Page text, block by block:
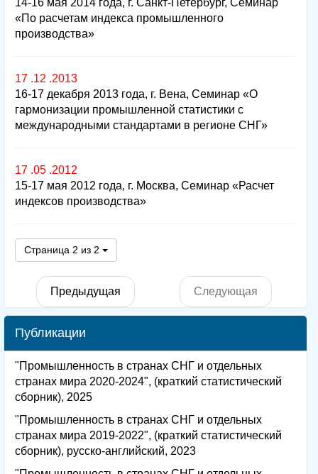
«По расчетам индекса промышленного
производства»
17 .12 .2013
16-17 декабря 2013 года, г. Вена, Семинар «О
гармонизации промышленной статистики с
международными стандартами в регионе СНГ»
17 .05 .2012
15-17 мая 2012 года, г. Москва, Семинар «Расчет
индексов производства»
Страница 2 из 2
Предыдущая Следующая
Публикации
"Промышленность в странах СНГ и отдельных
странах мира 2020-2024", (краткий статистический
сборник), 2025
"Промышленность в странах СНГ и отдельных
странах мира 2019-2022", (краткий статистический
сборник), русско-английский, 2023